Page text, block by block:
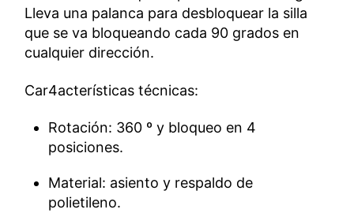
Lleva una palanca para desbloquear la silla
que se va bloqueando cada 90 grados en
cualquier dirección.
Car4acterísticas técnicas:
Rotación: 360 º y bloqueo en 4
posiciones.
Material: asiento y respaldo de
polietileno.